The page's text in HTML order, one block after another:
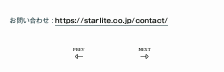
お問い合わせ : https://starlite.co.jp/contact/
PREV NEXT